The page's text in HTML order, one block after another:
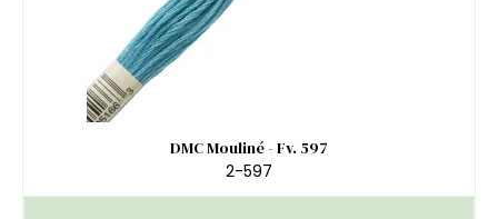
DMC Mouliné - Fv. 597
2-597